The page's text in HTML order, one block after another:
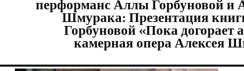
перформанс Аллы Горбуновой и
Шмурака: Презентация
Горбуновой «Пока догорает
камерная опера Алексея